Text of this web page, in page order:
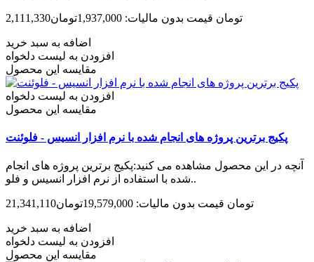
2,111,330تومان قیمت بدون مالیات: 1,937,000تومان
اضافه به سبد خرید
افزودن به لیست دلخواه
مقایسه این محصول
افزودن به لیست دلخواه
مقایسه این محصول
پکیج برترین پروژه های انجام شده با نرم افزار انسیس - فلوئنت
آنچه در این محصول مشاهده می کنید:پکیج برترین پروژه های انجام
شده با استفاده از نرم افزار انسیس و فلو..
21,341,110تومان قیمت بدون مالیات: 19,579,000تومان
اضافه به سبد خرید
افزودن به لیست دلخواه
مقایسه این محصول